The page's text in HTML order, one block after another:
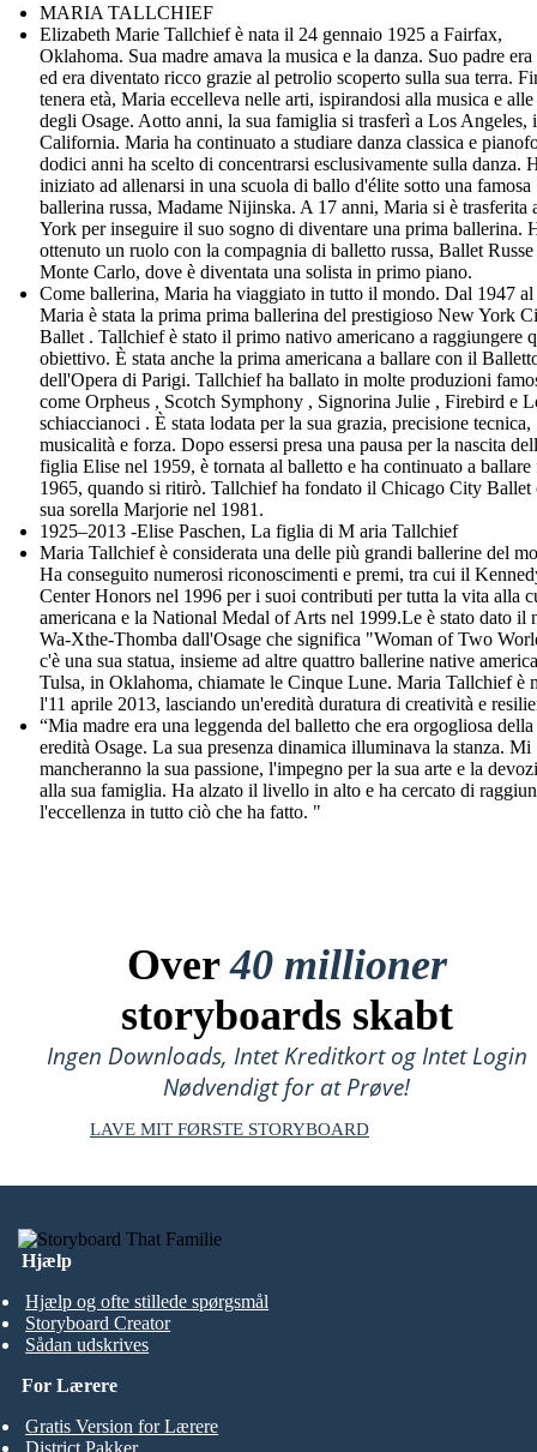
MARIA TALLCHIEF
Elizabeth Marie Tallchief è nata il 24 gennaio 1925 a Fairfax,
Oklahoma. Sua madre amava la musica e la danza. Suo padre era
ed era diventato ricco grazie al petrolio scoperto sulla sua terra.
tenera età, Maria eccelleva nelle arti, ispirandosi alla musica e alle
degli Osage. Aotto anni, la sua famiglia si trasferì a Los Angeles,
California. Maria ha continuato a studiare danza classica e
dodici anni ha scelto di concentrarsi esclusivamente sulla danza.
iniziato ad allenarsi in una scuola di ballo d'élite sotto una famosa
ballerina russa, Madame Nijinska. A 17 anni, Maria si è trasferita
York per inseguire il suo sogno di diventare una prima ballerina.
ottenuto un ruolo con la compagnia di balletto russa, Ballet Russe
Monte Carlo, dove è diventata una solista in primo piano.
Come ballerina, Maria ha viaggiato in tutto il mondo. Dal 1947
Maria è stata la prima prima ballerina del prestigioso New York
Ballet . Tallchief è stato il primo nativo americano a raggiungere
obiettivo. È stata anche la prima americana a ballare con il
dell'Opera di Parigi. Tallchief ha ballato in molte produzioni
come Orpheus , Scotch Symphony , Signorina Julie , Firebird e
schiaccianoci . È stata lodata per la sua grazia, precisione tecnica,
musicalità e forza. Dopo essersi presa una pausa per la nascita
figlia Elise nel 1959, è tornata al balletto e ha continuato a
1965, quando si ritirò. Tallchief ha fondato il Chicago City Ballet
sua sorella Marjorie nel 1981.
1925–2013 -Elise Paschen, La figlia di M aria Tallchief
Maria Tallchief è considerata una delle più grandi ballerine del
Ha conseguito numerosi riconoscimenti e premi, tra cui il
Center Honors nel 1996 per i suoi contributi per tutta la vita alla
americana e la National Medal of Arts nel 1999.Le è stato dato il
Wa-Xthe-Thomba dall'Osage che significa "Woman of Two
c'è una sua statua, insieme ad altre quattro ballerine native
Tulsa, in Oklahoma, chiamate le Cinque Lune. Maria Tallchief è
l'11 aprile 2013, lasciando un'eredità duratura di creatività e
“Mia madre era una leggenda del balletto che era orgogliosa della
eredità Osage. La sua presenza dinamica illuminava la stanza. Mi
mancheranno la sua passione, l'impegno per la sua arte e la
alla sua famiglia. Ha alzato il livello in alto e ha cercato di
l'eccellenza in tutto ciò che ha fatto. "
Over40 millioner
storyboards skabt
Ingen Downloads, Intet Kreditkort og Intet Login
Nødvendigt for at Prøve!
LAVE MIT FØRSTE STORYBOARD
Hjælp
Hjælp og ofte stillede spørgsmål
Storyboard Creator
Sådan udskrives
For Lærere
Gratis Version for Lærere
District Pakker